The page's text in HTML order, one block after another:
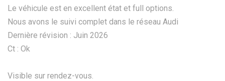
Le véhicule est en excellent état et full options.
Nous avons le suivi complet dans le réseau Audi
Dernière révision : Juin 2026
Ct : Ok
Visible sur rendez-vous.